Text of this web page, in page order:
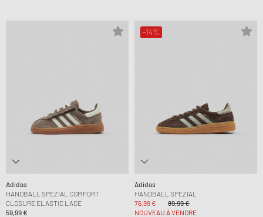
Adidas
HANDBALL SPEZIAL COMFORT
CLOSURE ELASTIC LACE
59,99 €
-14%
Adidas
HANDBALL SPEZIAL
76,99 €
89,99 €
NOUVEAU À VENDRE